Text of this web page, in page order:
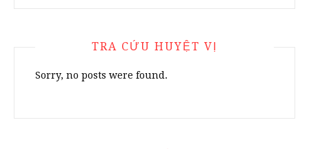
TRA CỨU HUYỆT VỊ
Sorry, no posts were found.